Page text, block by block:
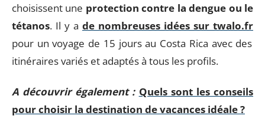
choisissent une protection contre la dengue ou le
tétanos. Il y a de nombreuses idées sur twalo.fr
pour un voyage de 15 jours au Costa Rica avec des
itinéraires variés et adaptés à tous les profils.
A découvrir également : Quels sont les conseils
pour choisir la destination de vacances idéale ?